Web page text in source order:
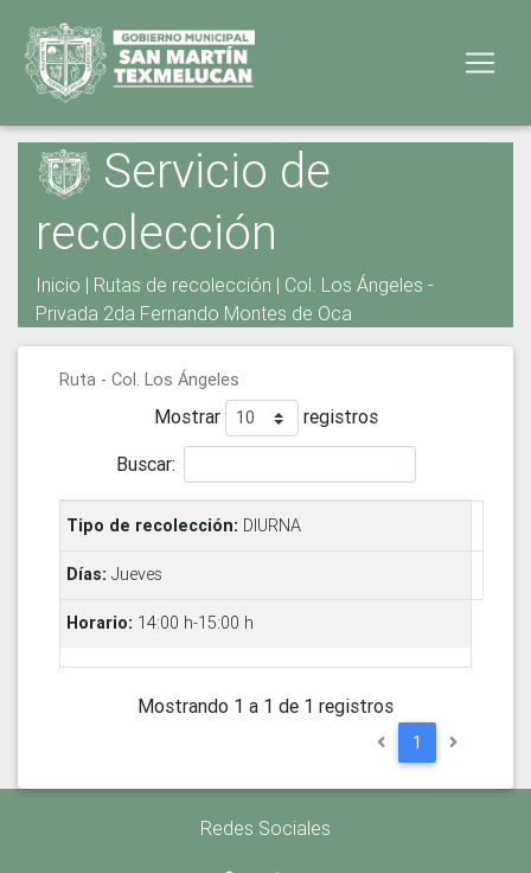
Servicio de
recolección
Inicio | Rutas de recolección | Col. Los Ángeles -
Privada 2da Fernando Montes de Oca
Ruta - Col. Los Ángeles
Mostrar
registros
Buscar:
DIURNA
Jueves
14:00 h-15:00 h
Mostrando 1 a 1 de 1 registros
1
Redes Sociales